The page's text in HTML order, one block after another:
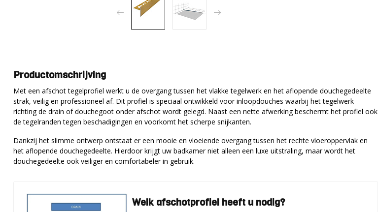
Productomschrijving
Met een afschot tegelprofiel werkt u de overgang tussen het vlakke tegelwerk en het aflopende douchegedeelte
strak, veilig en professioneel af. Dit profiel is speciaal ontwikkeld voor inloopdouches waarbij het tegelwerk
richting de drain of douchegoot onder afschot wordt gelegd. Naast een nette afwerking beschermt het profiel ook
de tegelranden tegen beschadigingen en voorkomt het scherpe snijkanten.
Dankzij het slimme ontwerp ontstaat er een mooie en vloeiende overgang tussen het rechte vloeroppervlak en
het aflopende douchegedeelte. Hierdoor krijgt uw badkamer niet alleen een luxe uitstraling, maar wordt het
douchegedeelte ook veiliger en comfortabeler in gebruik.
Welk afschotprofiel heeft u nodig?